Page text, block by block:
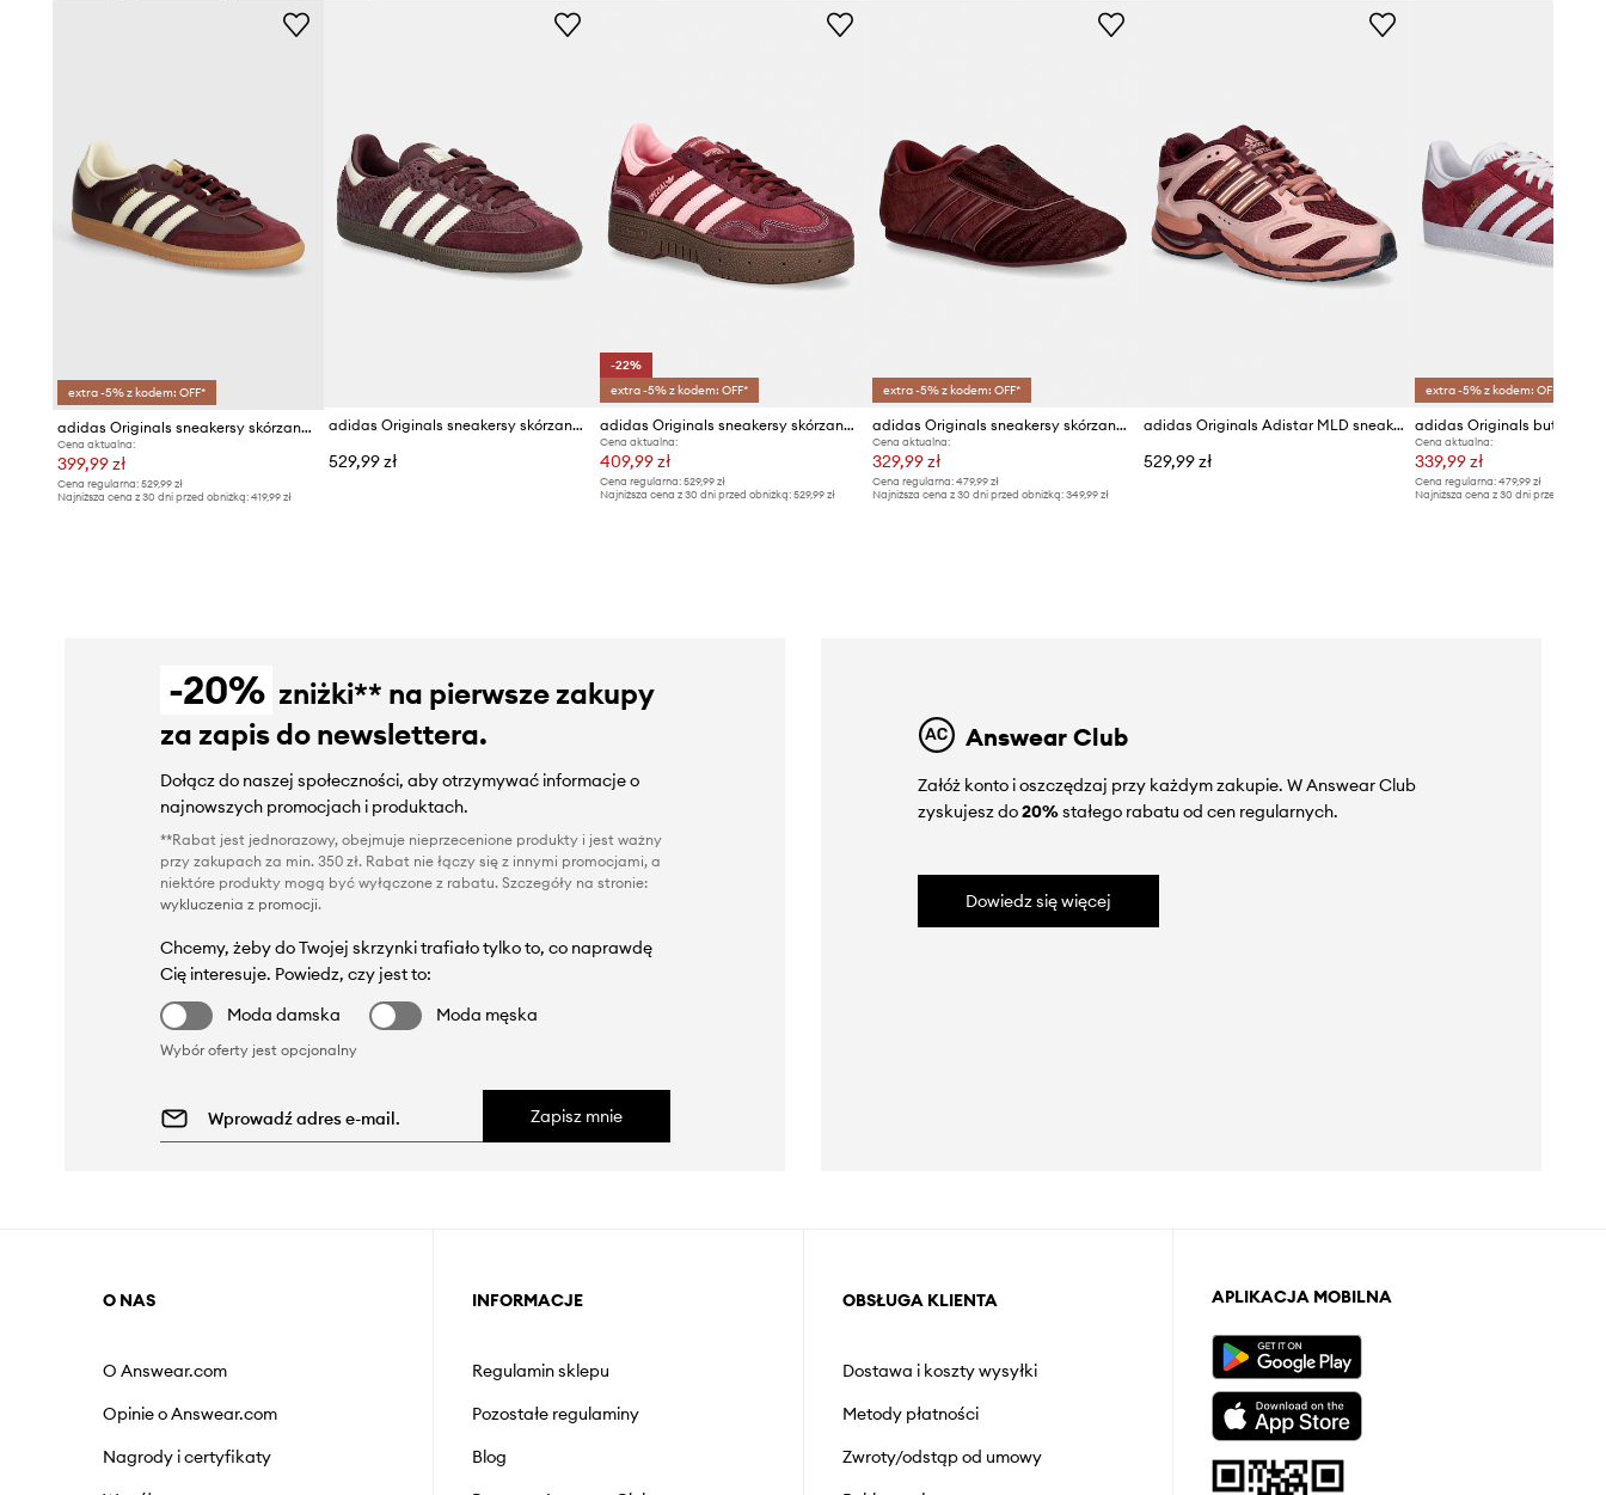
extra -5% z kodem: OFF*
adidas Originals sneakersy skórzane Samba OG
Cena aktualna:
399,99 zł
Cena regularna: 529,99 zł
Najniższa cena z 30 dni przed obniżką: 419,99 zł
adidas Originals sneakersy skórzane Samba Og
529,99 zł
-22%
extra -5% z kodem: OFF*
adidas Originals sneakersy skórzane Handball Spezial Bold
Cena aktualna:
409,99 zł
Cena regularna: 529,99 zł
Najniższa cena z 30 dni przed obniżką: 529,99 zł
extra -5% z kodem: OFF*
adidas Originals sneakersy skórzane Teakwondo
Cena aktualna:
329,99 zł
Cena regularna: 479,99 zł
Najniższa cena z 30 dni przed obniżką: 349,99 zł
adidas Originals Adistar MLD sneakersy damskie
529,99 zł
extra -5% z kodem: OFF*
adidas Originals buty
Cena aktualna:
339,99 zł
Cena regularna: 479,99 zł
Najniższa cena z 30 dni przed obniżką:
-20% zniżki** na pierwsze zakupy
za zapis do newslettera.
Dołącz do naszej społeczności, aby otrzymywać informacje o
najnowszych promocjach i produktach.
**Rabat jest jednorazowy, obejmuje nieprzecenione produkty i jest ważny
przy zakupach za min. 350 zł. Rabat nie łączy się z innymi promocjami, a
niektóre produkty mogą być wyłączone z rabatu. Szczegóły na stronie:
wykluczenia z promocji.
Chcemy, żeby do Twojej skrzynki trafiało tylko to, co naprawdę
Cię interesuje. Powiedz, czy jest to:
Moda damska
Moda męska
Wybór oferty jest opcjonalny
Zapisz mnie
Answear Club
Załóż konto i oszczędzaj przy każdym zakupie. W Answear Club
zyskujesz do20%stałego rabatu od cen regularnych.
Dowiedz się więcej
O NAS
O Answear.com
Opinie o Answear.com
Nagrody i certyfikaty
INFORMACJE
Regulamin sklepu
Pozostałe regulaminy
Blog
OBSŁUGA KLIENTA
Dostawa i koszty wysyłki
Metody płatności
Zwroty/odstąp od umowy
APLIKACJA MOBILNA